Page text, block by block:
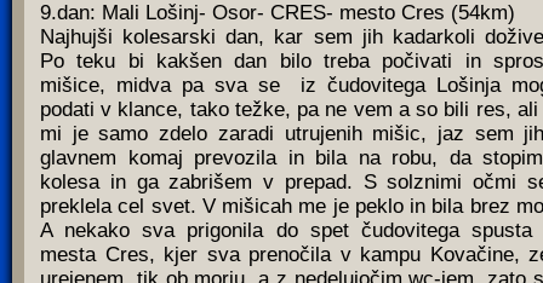
9.dan: Mali Lošinj- Osor- CRES- mesto Cres (54km)
Najhujši kolesarski dan, kar sem jih kadarkoli
Po teku bi kakšen dan bilo treba počivati in
mišice, midva pa sva se iz čudovitega Lošinja
podati v klance, tako težke, pa ne vem a so bili res, ali
mi je samo zdelo zaradi utrujenih mišic, jaz sem
glavnem komaj prevozila in bila na robu, da
kolesa in ga zabrišem v prepad. S solznimi očmi
preklela cel svet. V mišicah me je peklo in bila brez
A nekako sva prigonila do spet čudovitega spusta
mesta Cres, kjer sva prenočila v kampu Kovačine,
urejenem, tik ob morju, a z nedelujočim wc-jem, zato